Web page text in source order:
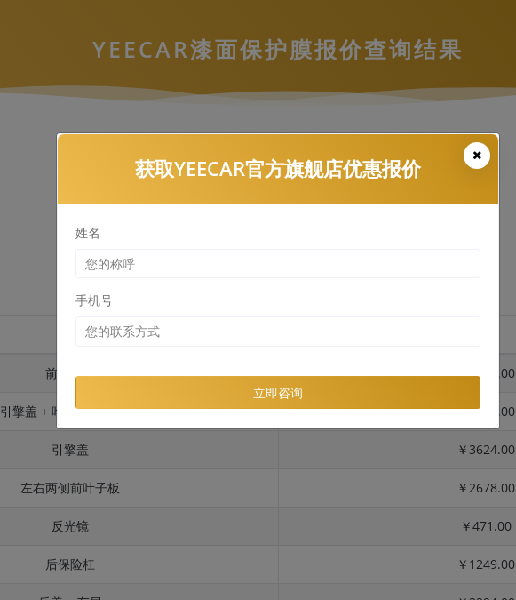
YEECAR漆面保护膜报价查询结果
凯迪拉克，SRX，-G5
前保险杠 ￥2479.00
引擎盖 + 叶子板 + 反光镜 ￥5516.00
引擎盖 ￥3624.00
左右两侧前叶子板 ￥2678.00
反光镜 ￥471.00
后保险杠 ￥1249.00
获取YEECAR官方旗舰店优惠报价
姓名
手机号
立即咨询